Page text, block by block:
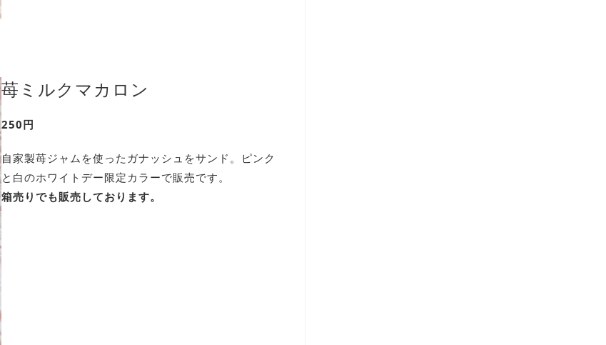
苺ミルクマカロン
250円
自家製苺ジャムを使ったガナッシュをサンド。ピンク
と白のホワイトデー限定カラーで販売です。
箱売りでも販売しております。